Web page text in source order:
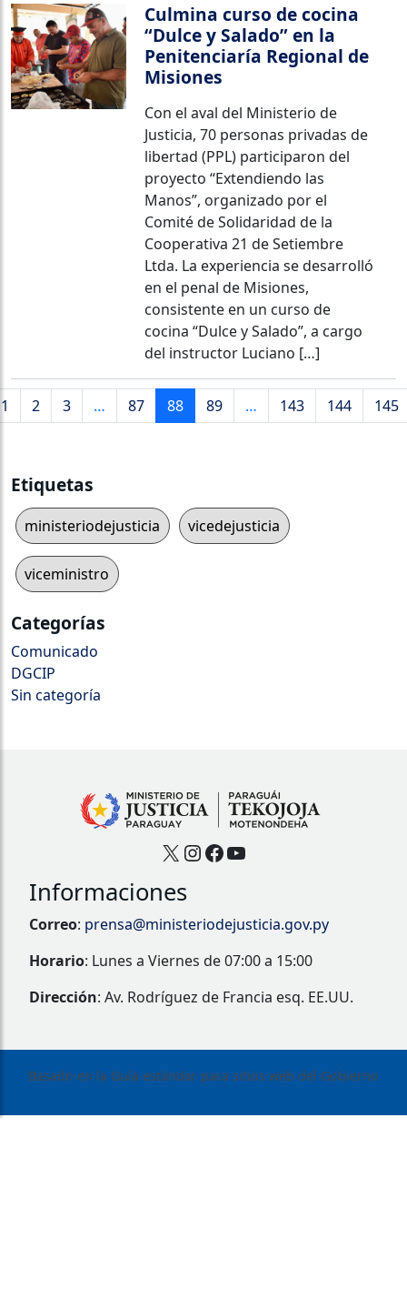
Culmina curso de cocina
“Dulce y Salado” en la
Penitenciaría Regional de
Misiones
Con el aval del Ministerio de
Justicia, 70 personas privadas de
libertad (PPL) participaron del
proyecto “Extendiendo las
Manos”, organizado por el
Comité de Solidaridad de la
Cooperativa 21 de Setiembre
Ltda. La experiencia se desarrolló
en el penal de Misiones,
consistente en un curso de
cocina “Dulce y Salado”, a cargo
del instructor Luciano […]
1 2 3 … 87 88 89 … 143 144 145
Etiquetas
ministeriodejusticia vicedejusticia
viceministro
Categorías
Comunicado
DGCIP
Sin categoría
X Instagram
Facebook
YouTube
Informaciones
Correo: prensa@ministeriodejusticia.gov.py
Horario: Lunes a Viernes de 07:00 a 15:00
Dirección: Av. Rodríguez de Francia esq. EE.UU.
Basado en la Guía estándar para sitios web del Gobierno